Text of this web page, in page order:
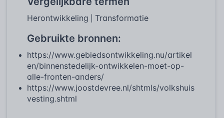
Herontwikkeling Transformatie
Gebruikte bronnen:
https://www.gebiedsontwikkeling.nu/artikel
en/binnenstedelijk-ontwikkelen-moet-op-
alle-fronten-anders/
https://www.joostdevree.nl/shtmls/volkshuis
vesting.shtml